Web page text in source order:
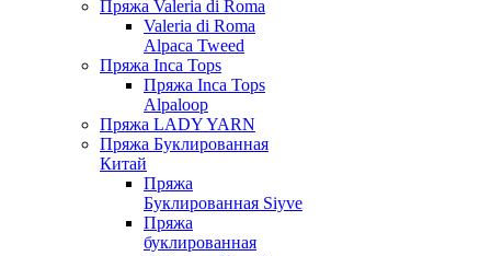
Пряжа Valeria di Roma
Valeria di Roma
Alpaca Tweed
Пряжа Inca Tops
Пряжа Inca Tops
Alpaloop
Пряжа LADY YARN
Пряжа Буклированная
Китай
Пряжа
Буклированная Siyve
Пряжа
буклированная